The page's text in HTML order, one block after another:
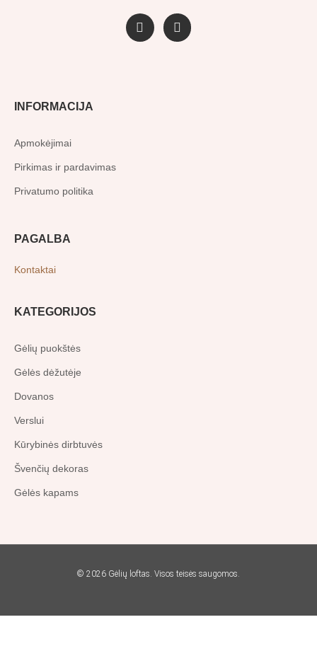
F
a
I
n
INFORMACIJA
Apmokėjimai
Pirkimas ir pardavimas
Privatumo politika
PAGALBA
Kontaktai
KATEGORIJOS
Gėlių puokštės
Gėlės dėžutėje
Dovanos
Verslui
Kūrybinės dirbtuvės
Švenčių dekoras
Gėlės kapams
© 2026 Gėlių loftas. Visos teisės saugomos.